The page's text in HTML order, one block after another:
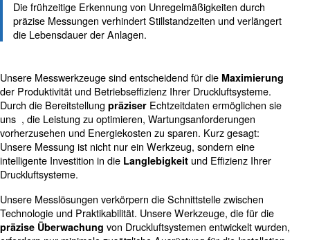
Energieeinsparungen
Energienutzung, reduzieren Kosten sowie die
Umweltauswirkungen.
Planmäßige Wartungen
Die frühzeitige Erkennung von Unregelmäßigkeiten
präzise Messungen verhindert Stillstandzeiten und
die Lebensdauer der Anlagen.